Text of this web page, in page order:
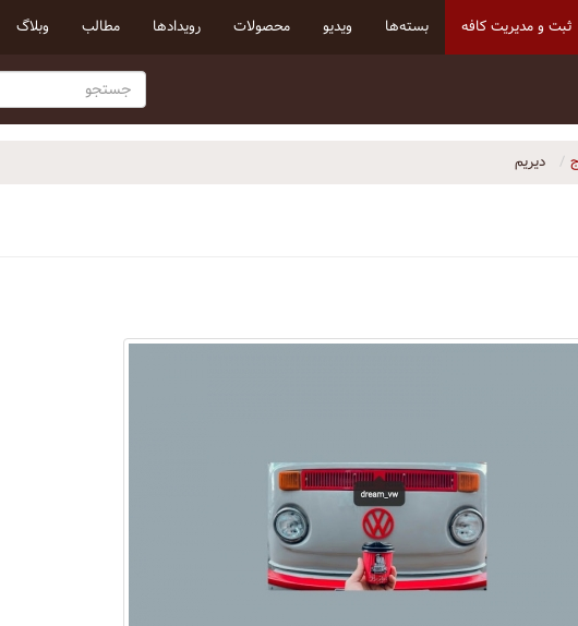
ثبت و مدیریت کافه بسته‌ها ویدیو محصولات رویداد‌ها مطالب وبلاگ
دیریم